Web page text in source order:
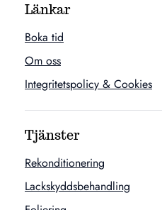
Länkar
Boka tid
Om oss
Integritetspolicy & Cookies
Tjänster
Rekonditionering
Lackskyddsbehandling